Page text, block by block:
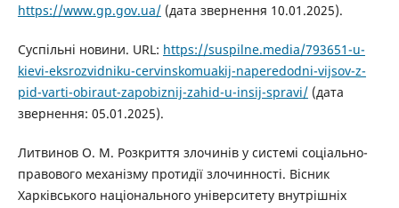
https://www.gp.gov.ua/(дата звернення 10.01.2025).
Суспільні новини. URL: https://suspilne.media/793651-u-
kievi-eksrozvidniku-cervinskomuakij-naperedodni-vijsov-z-
pid-varti-obiraut-zapobiznij-zahid-u-insij-spravi/(дата
звернення: 05.01.2025).
Литвинов О. М. Розкриття злочинів у системі соціально-
правового механізму протидії злочинності. Вісник
Харківського національного університету внутрішніх